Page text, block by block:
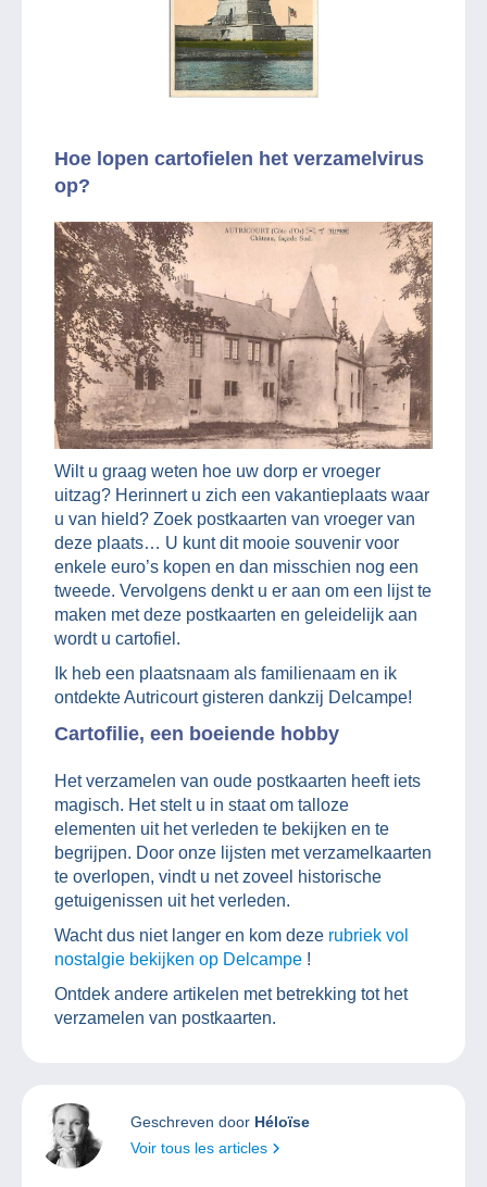
Hoe lopen cartofielen het verzamelvirus
op?
Wilt u graag weten hoe uw dorp er vroeger
uitzag? Herinnert u zich een vakantieplaats waar
u van hield? Zoek postkaarten van vroeger van
deze plaats… U kunt dit mooie souvenir voor
enkele euro’s kopen en dan misschien nog een
tweede. Vervolgens denkt u er aan om een lijst te
maken met deze postkaarten en geleidelijk aan
wordt u cartofiel.
Ik heb een plaatsnaam als familienaam en ik
ontdekte Autricourt gisteren dankzij Delcampe!
Cartofilie, een boeiende hobby
Het verzamelen van oude postkaarten heeft iets
magisch. Het stelt u in staat om talloze
elementen uit het verleden te bekijken en te
begrijpen. Door onze lijsten met verzamelkaarten
te overlopen, vindt u net zoveel historische
getuigenissen uit het verleden.
Wacht dus niet langer en kom deze rubriek vol
nostalgie bekijken op Delcampe !
Ontdek andere artikelen met betrekking tot het
verzamelen van postkaarten.
Geschreven door Héloïse
Voir tous les articles